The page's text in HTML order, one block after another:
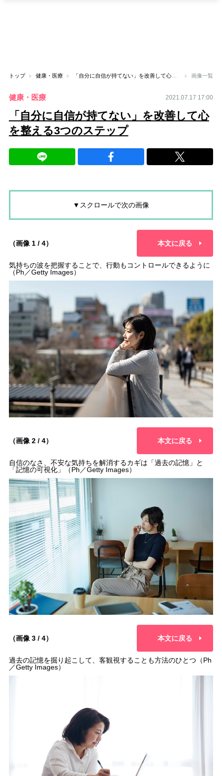
トップ 健康・医療 「自分に自信が持てない」を改善して心を整える3つのステップ 画像一覧
健康・医療 2021.07.17 17:00
「自分に自信が持てない」を改善して心
を整える3つのステップ
▼スクロールで次の画像
（画像 1 / 4） 本文に戻る
気持ちの波を把握することで、行動もコントロールできるように
（Ph／Getty Images）
（画像 2 / 4） 本文に戻る
自信のなさ、不安な気持ちを解消するカギは「過去の記憶」と
「記憶の可視化」（Ph／Getty Images）
（画像 3 / 4） 本文に戻る
過去の記憶を掘り起こして、客観視することも方法のひとつ（Ph
／Getty Images）